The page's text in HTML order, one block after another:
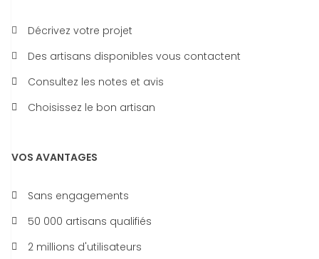
Décrivez votre projet
Des artisans disponibles vous contactent
Consultez les notes et avis
Choisissez le bon artisan
VOS AVANTAGES
Sans engagements
50 000 artisans qualifiés
2 millions d'utilisateurs